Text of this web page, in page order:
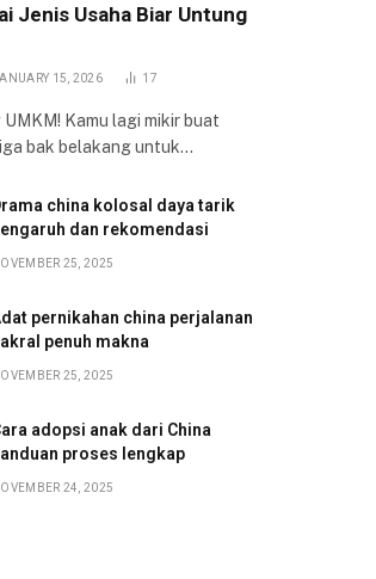
Jenis Usaha Biar Untung
15, 2026 17
Kamu lagi mikir buat
bak belakang untuk…
china kolosal daya tarik
dan rekomendasi
25, 2025
pernikahan china perjalanan
penuh makna
25, 2025
adopsi anak dari China
proses lengkap
24, 2025